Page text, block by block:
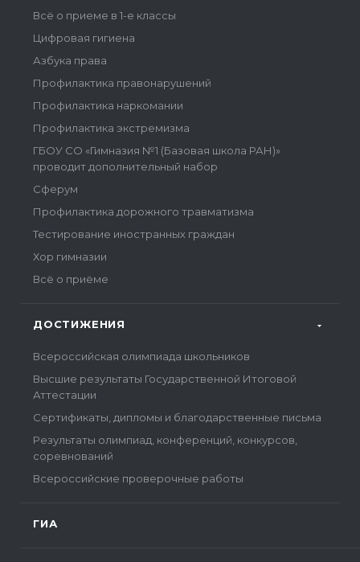
Всё о приеме в 1-е классы
Цифровая гигиена
Азбука права
Профилактика правонарушений
Профилактика наркомании
Профилактика экстремизма
ГБОУ СО «Гимназия №1 (Базовая школа РАН)»
проводит дополнительный набор
Сферум
Профилактика дорожного травматизма
Тестирование иностранных граждан
Хор гимназии
Всё о приёме
ДОСТИЖЕНИЯ
Всероссийская олимпиада школьников
Высшие результаты Государственной Итоговой
Аттестации
Сертификаты, дипломы и благодарственные письма
Результаты олимпиад, конференций, конкурсов,
соревнований
Всероссийские проверочные работы
ГИА